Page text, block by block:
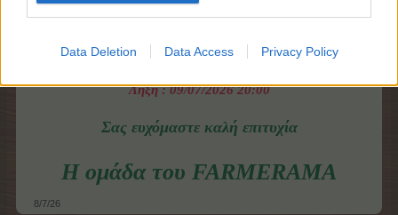
Data Deletion Data Access Privacy Policy
Λήξη : 09/07/2026 20:00
Σας ευχόμαστε καλή επιτυχία
Η ομάδα του FARMERAMA
8/7/26